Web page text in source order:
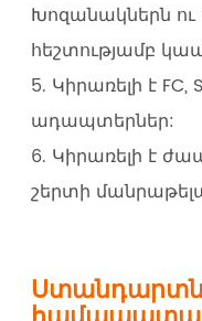
Խոզանակներն
հեշտությամբ
5. Կիրառելի է FC,
ադապտերներ:
6. Կիրառելի է
շերտի